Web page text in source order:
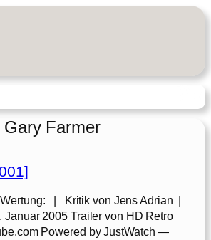
Gary Farmer
Wertung: | Kritik von Jens Adrian |
Januar 2005 Trailer von HD Retro
Powered by JustWatch —